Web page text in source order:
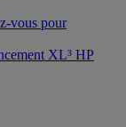
vous pour
XL³ HP